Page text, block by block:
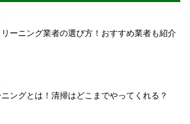
ーニング業者の選び方！おすすめ業者も紹介
ングとは！清掃はどこまでやってくれる？